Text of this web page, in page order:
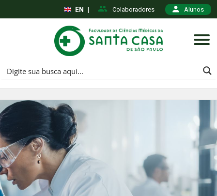
Colaboradores Alunos
EN